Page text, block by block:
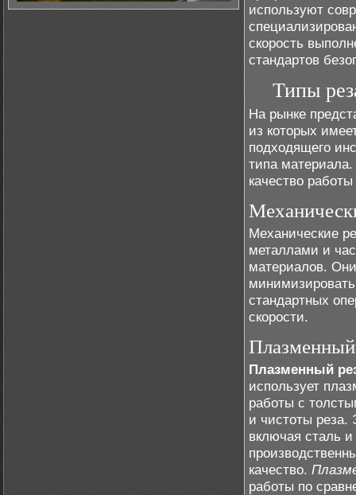
используют
скорость
стандартов
Типы
На рынке
из которых
подходящего
типа
качество
Механические
металлами и
материалов.
стандартных
скорости.
Плазменный
Плазменный
использует
работы с
и чистоты реза.
включая сталь
качество.
работы по